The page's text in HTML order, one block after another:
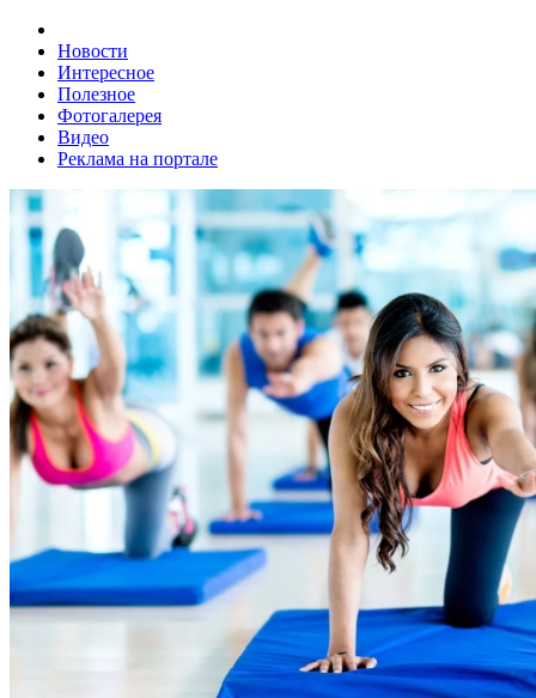
Новости
Интересное
Полезное
Фотогалерея
Видео
Реклама на портале